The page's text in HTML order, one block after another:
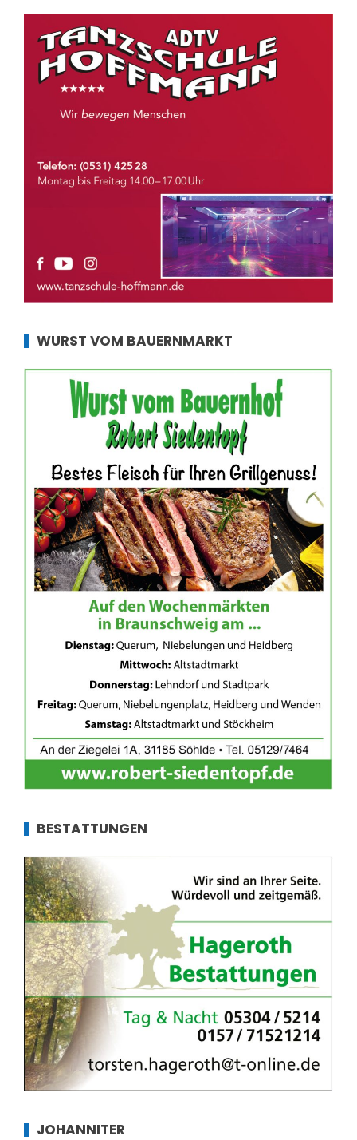
WURST VOM BAUERNMARKT
BESTATTUNGEN
JOHANNITER